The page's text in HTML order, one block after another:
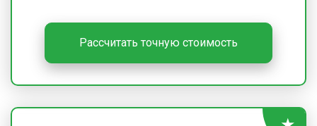
Рассчитать точную стоимость